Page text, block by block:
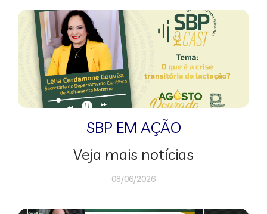
SBP EM AÇÃO
Veja mais notícias
08/06/2026